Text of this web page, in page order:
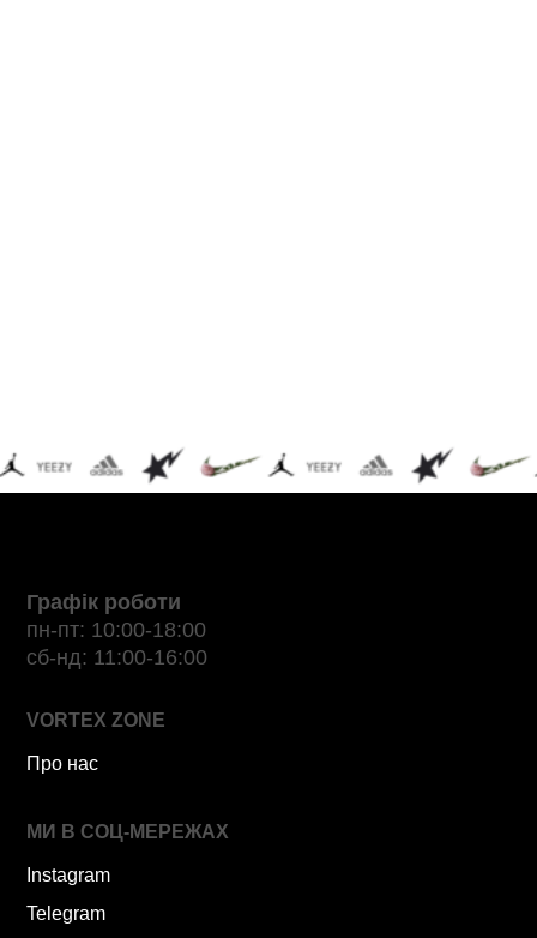
Графік роботи
пн-пт: 10:00-18:00
сб-нд: 11:00-16:00
VORTEX ZONE
Про нас
МИ В СОЦ-МЕРЕЖАХ
Instagram
Telegram